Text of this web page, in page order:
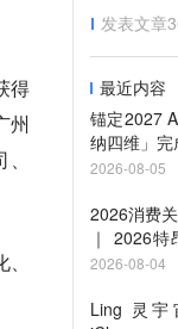
得
州
发表文章
最近内容
锚定2027
纳四维」
2026-08-05
2026消费
｜ 2026
征集启动
2026-08-04
Ling 灵